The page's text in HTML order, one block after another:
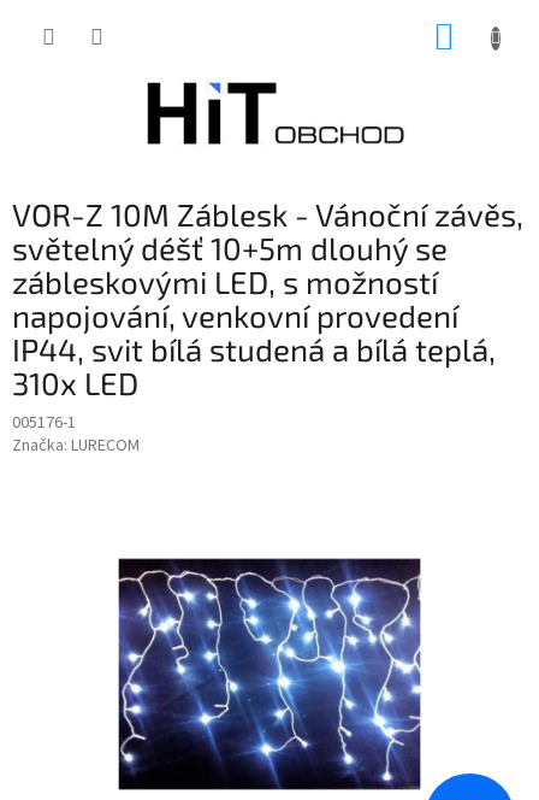
VOR-Z 10M Záblesk - Vánoční závěs,
světelný déšť 10+5m dlouhý se
zábleskovými LED, s možností
napojování, venkovní provedení
IP44, svit bílá studená a bílá teplá,
310x LED
005176-1
Značka: LURECOM